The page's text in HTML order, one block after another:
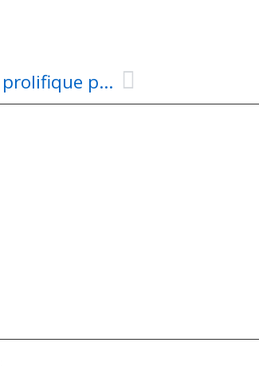
Twirling Bâton / CCFAC : Un mois d’Avril prolifique pour nos sportifs aubinois